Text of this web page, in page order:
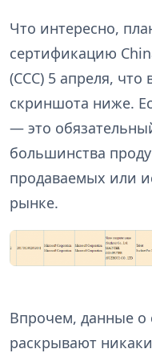
Что интересно,
сертификацию
(CCC) 5 апреля,
скриншота ниже.
— это
большинства
продаваемых или
рынке.
Впрочем, данные о
раскрывают